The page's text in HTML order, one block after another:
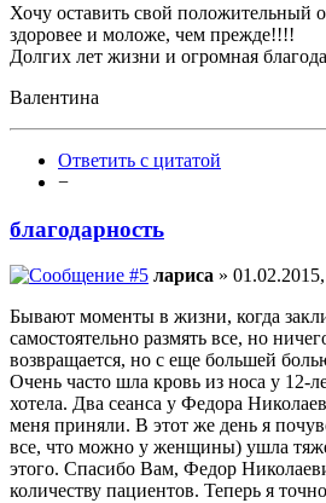
Хочу оставить свой положительный
здоровее и моложе, чем прежде!!!!
Долгих лет жизни и огромная
Валентина
Ответить с цитатой
−
благодарность
лариса »
Бывают моменты в жизни, когда
самостоятельно размять все, но
возвращается, но с еще большей
Очень часто шла кровь из носа у 12-
хотела. Два сеанса у Федора
меня приняли. В этот же день я
все, что можно у женщины) ушла
этого. Спасибо Вам, Федор
количеству пациентов. Теперь я